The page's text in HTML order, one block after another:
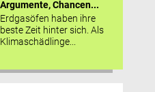
Argumente, Chancen...
Erdgasöfen haben ihre
beste Zeit hinter sich. Als
Klimaschädlinge...